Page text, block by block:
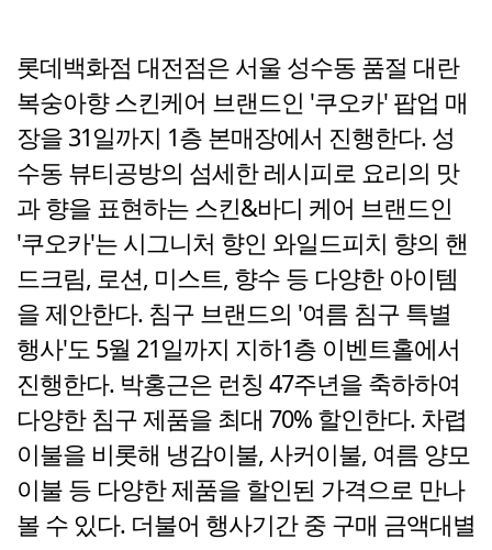
롯데백화점 대전점은 서울 성수동 품절 대란
복숭아향 스킨케어 브랜드인 '쿠오카' 팝업 매
장을 31일까지 1층 본매장에서 진행한다. 성
수동 뷰티공방의 섬세한 레시피로 요리의 맛
과 향을 표현하는 스킨&바디 케어 브랜드인
'쿠오카'는 시그니처 향인 와일드피치 향의 핸
드크림, 로션, 미스트, 향수 등 다양한 아이템
을 제안한다. 침구 브랜드의 '여름 침구 특별
행사'도 5월 21일까지 지하1층 이벤트홀에서
진행한다. 박홍근은 런칭 47주년을 축하하여
다양한 침구 제품을 최대 70% 할인한다. 차렵
이불을 비롯해 냉감이불, 사커이불, 여름 양모
이불 등 다양한 제품을 할인된 가격으로 만나
볼 수 있다. 더불어 행사기간 중 구매 금액대별